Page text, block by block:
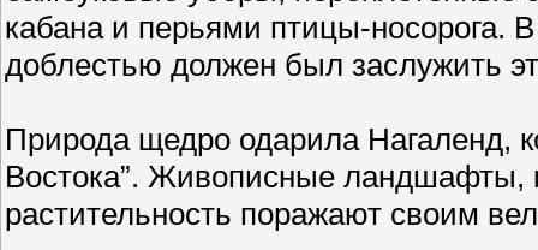
кабана и перьями птицы-носорога.
доблестью должен был заслужить
Природа щедро одарила Нагаленд,
Востока”. Живописные ландшафты,
растительность поражают своим